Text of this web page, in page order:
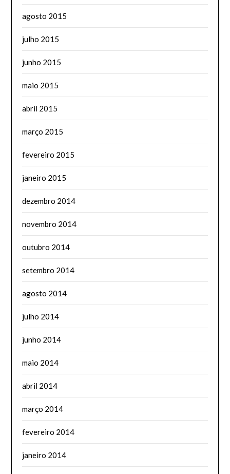
agosto 2015
julho 2015
junho 2015
maio 2015
abril 2015
março 2015
fevereiro 2015
janeiro 2015
dezembro 2014
novembro 2014
outubro 2014
setembro 2014
agosto 2014
julho 2014
junho 2014
maio 2014
abril 2014
março 2014
fevereiro 2014
janeiro 2014